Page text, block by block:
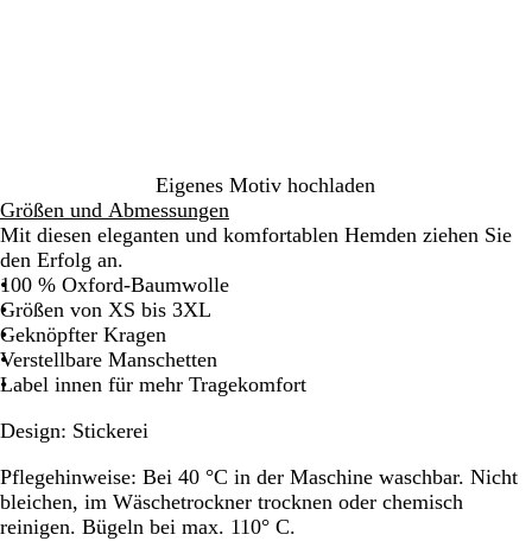
Eigenes Motiv hochladen
Größen und Abmessungen
Mit diesen eleganten und komfortablen Hemden ziehen Sie
den Erfolg an.
100 % Oxford-Baumwolle
Größen von XS bis 3XL
Geknöpfter Kragen
Verstellbare Manschetten
Label innen für mehr Tragekomfort
Design: Stickerei
Pflegehinweise: Bei 40 °C in der Maschine waschbar. Nicht
bleichen, im Wäschetrockner trocknen oder chemisch
reinigen. Bügeln bei max. 110° C.